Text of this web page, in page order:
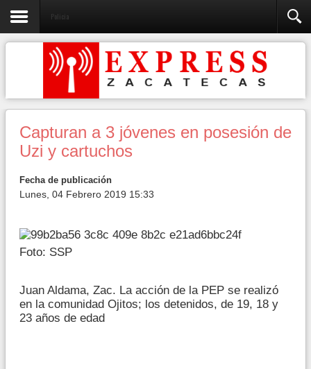
Policia
Capturan a 3 jóvenes en posesión de
Uzi y cartuchos
Fecha de publicación
Lunes, 04 Febrero 2019 15:33
Foto: SSP
Juan Aldama, Zac. La acción de la PEP se realizó
en la comunidad Ojitos; los detenidos, de 19, 18 y
23 años de edad